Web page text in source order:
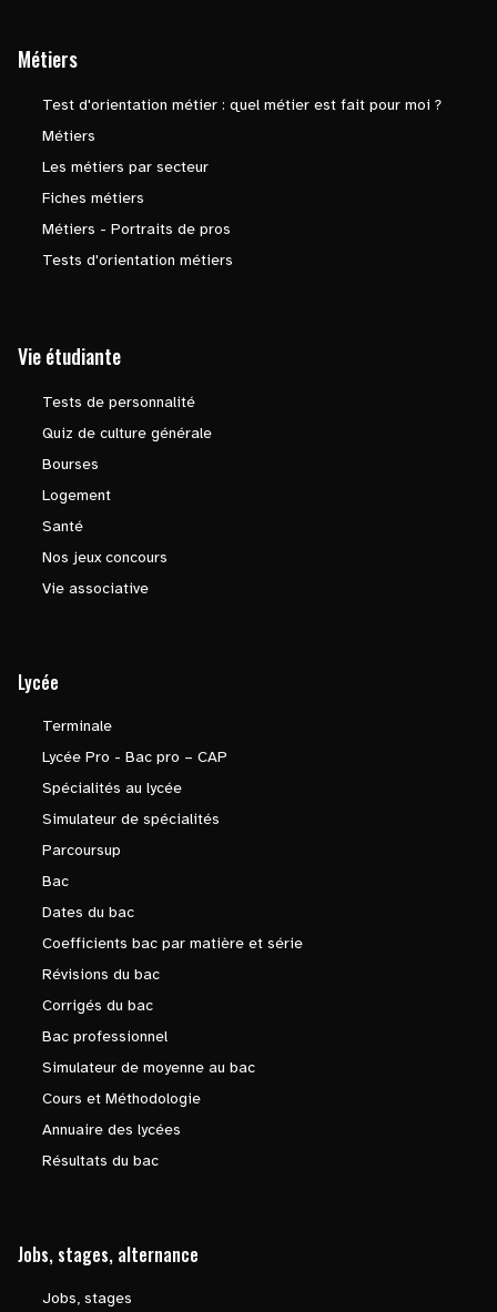
Métiers
Test d'orientation métier : quel métier est fait pour moi ?
Métiers
Les métiers par secteur
Fiches métiers
Métiers - Portraits de pros
Tests d'orientation métiers
Vie étudiante
Tests de personnalité
Quiz de culture générale
Bourses
Logement
Santé
Nos jeux concours
Vie associative
Lycée
Terminale
Lycée Pro - Bac pro – CAP
Spécialités au lycée
Simulateur de spécialités
Parcoursup
Bac
Dates du bac
Coefficients bac par matière et série
Révisions du bac
Corrigés du bac
Bac professionnel
Simulateur de moyenne au bac
Cours et Méthodologie
Annuaire des lycées
Résultats du bac
Jobs, stages, alternance
Jobs, stages